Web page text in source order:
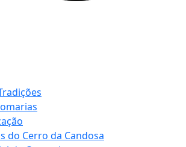
do Cerro da Candosa